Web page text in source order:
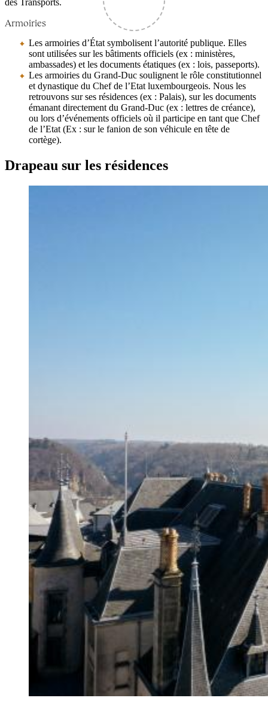
des Transports.
Armoiries
Les armoiries d’État symbolisent l’autorité publique. Elles
sont utilisées sur les bâtiments officiels (ex : ministères,
ambassades) et les documents étatiques (ex : lois, passeports).
Les armoiries du Grand-Duc soulignent le rôle constitutionnel
et dynastique du Chef de l’Etat luxembourgeois. Nous les
retrouvons sur ses résidences (ex : Palais), sur les documents
émanant directement du Grand-Duc (ex : lettres de créance),
ou lors d’événements officiels où il participe en tant que Chef
de l’Etat (Ex : sur le fanion de son véhicule en tête de
cortège).
Drapeau sur les résidences